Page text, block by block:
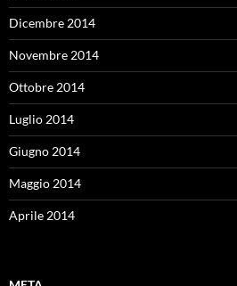
Dicembre 2014
Novembre 2014
Ottobre 2014
Luglio 2014
Giugno 2014
Maggio 2014
Aprile 2014